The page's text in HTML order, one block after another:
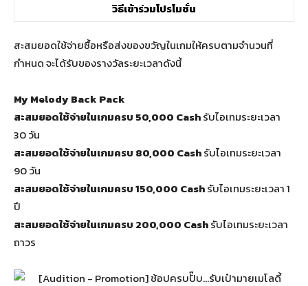
วิธีเข้าร่วมโปรโมชั่น
สะสมยอดใช้จ่ายซื้อหรือส่งของขวัญในเกมให้ครบตามจำนวนที่
กำหนด จะได้รับของรางวัลระยะเวลาดังนี้
My Melody Back Pack
สะสมยอดใช้จ่ายในเกมครบ 50,000 Cashรับไอเทมระยะเวลา
30 วัน
สะสมยอดใช้จ่ายในเกมครบ 80,000 Cashรับไอเทมระยะเวลา
90 วัน
สะสมยอดใช้จ่ายในเกมครบ 150,000 Cashรับไอเทมระยะเวลา 1
ปี
สะสมยอดใช้จ่ายในเกมครบ 200,000 Cashรับไอเทมระยะเวลา
ถาวร